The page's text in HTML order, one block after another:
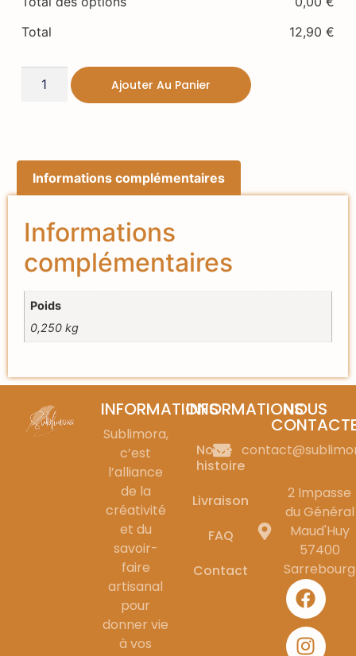
Total
12,90€
Ajouter Au Panier
Informations complémentaires
Informations
complémentaires
Poids
0,250 kg
INFORMATIONS
Sublimora,
c’est
l’alliance
de la
créativité
et du
savoir-
faire
artisanal
pour
donner vie
à vos
INFORMATIONS
Notre
histoire
Livraison
FAQ
Contact
NOUS
2 Impasse
du Général
Maud'Huy
57400
Sarrebourg